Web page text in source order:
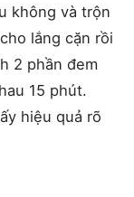
không và trộn
lắng cặn rồi
2 phần đem
15 phút.
hiệu quả rõ